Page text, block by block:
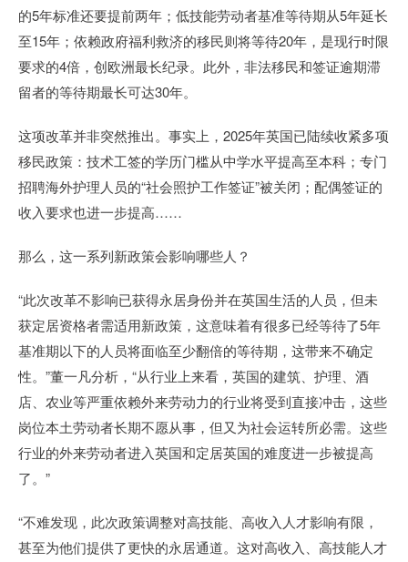
的5年标准还要提前两年；低技能劳动者基准等待期从5年延长
至15年；依赖政府福利救济的移民则将等待20年，是现行时限
要求的4倍，创欧洲最长纪录。此外，非法移民和签证逾期滞
留者的等待期最长可达30年。
这项改革并非突然推出。事实上，2025年英国已陆续收紧多项
移民政策：技术工签的学历门槛从中学水平提高至本科；专门
招聘海外护理人员的“社会照护工作签证”被关闭；配偶签证的
收入要求也进一步提高……
那么，这一系列新政策会影响哪些人？
“此次改革不影响已获得永居身份并在英国生活的人员，但未
获定居资格者需适用新政策，这意味着有很多已经等待了5年
基准期以下的人员将面临至少翻倍的等待期，这带来不确定
性。”董一凡分析，“从行业上来看，英国的建筑、护理、酒
店、农业等严重依赖外来劳动力的行业将受到直接冲击，这些
岗位本土劳动者长期不愿从事，但又为社会运转所必需。这些
行业的外来劳动者进入英国和定居英国的难度进一步被提高
了。”
“不难发现，此次政策调整对高技能、高收入人才影响有限，
甚至为他们提供了更快的永居通道。这对高收入、高技能人才